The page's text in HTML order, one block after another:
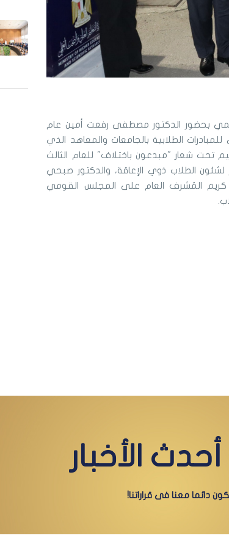
بحضور الدكتور مصطفى رفعت أمين عام
الطلابية بالجامعات والمعاهد الذي
تحت شعار "مبدعون باختلاف" للعام الثالث
لشئون الطلاب ذوي الإعاقة، والدكتور صبحي
كريم المُشرف العام على المجلس القومي
الأخبار
دائما معنا فى قراراتنا!